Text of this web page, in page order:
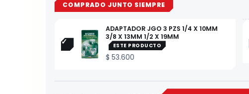
COMPRADO JUNTO SIEMPRE
ADAPTADOR JGO 3 PZS 1/4 X 10MM
3/8 X 13MM 1/2 X 19MM
ESTE PRODUCTO
$ 53.600